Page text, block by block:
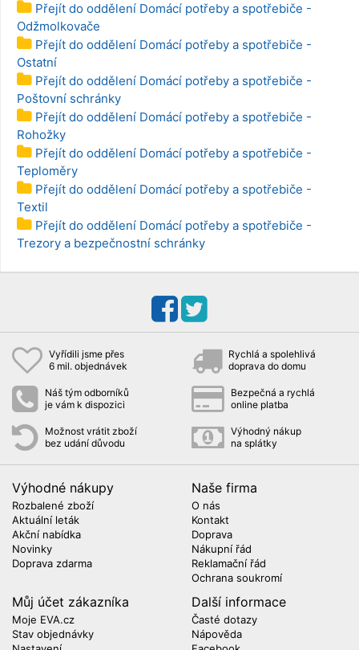
Přejít do oddělení Domácí potřeby a spotřebiče -
Odžmolkovače
Přejít do oddělení Domácí potřeby a spotřebiče -
Ostatní
Přejít do oddělení Domácí potřeby a spotřebiče -
Poštovní schránky
Přejít do oddělení Domácí potřeby a spotřebiče -
Rohožky
Přejít do oddělení Domácí potřeby a spotřebiče -
Teploměry
Přejít do oddělení Domácí potřeby a spotřebiče -
Textil
Přejít do oddělení Domácí potřeby a spotřebiče -
Trezory a bezpečnostní schránky
Vyřídili jsme přes
6 mil. objednávek
Rychlá a spolehlivá
doprava do domu
Náš tým odborníků
je vám k dispozici
Bezpečná a rychlá
online platba
Možnost vrátit zboží
bez udání důvodu
Výhodný nákup
na splátky
Výhodné nákupy
Rozbalené zboží
Aktuální leták
Akční nabídka
Novinky
Doprava zdarma
Naše firma
O nás
Kontakt
Doprava
Nákupní řád
Reklamační řád
Ochrana soukromí
Můj účet zákazníka
Moje EVA.cz
Stav objednávky
Další informace
Časté dotazy
Nápověda